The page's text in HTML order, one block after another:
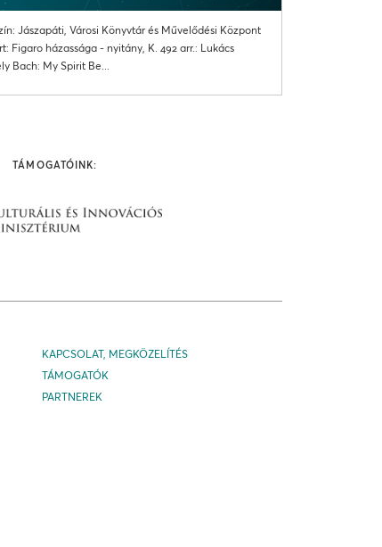
Jászapáti, Városi Könyvtár és Művelődési Központ
Figaro házassága - nyitány, K. 492 arr.: Lukács
Bach: My Spirit Be...
TÁMOGATÓINK:
KAPCSOLAT, MEGKÖZELÍTÉS
TÁMOGATÓK
PARTNEREK